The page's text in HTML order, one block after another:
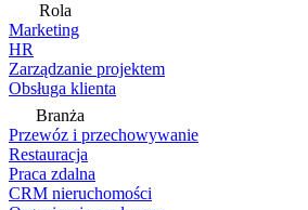
Rola
Marketing
HR
Zarządzanie projektem
Obsługa klienta
Branża
Przewóz i przechowywanie
Restauracja
Praca zdalna
CRM nieruchomości